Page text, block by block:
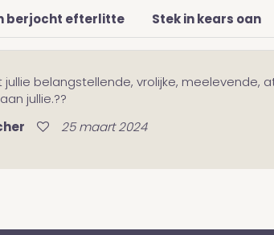
berjocht efterlitte Stek in kears oan
belangstellende, vrolijke, meelevende,
jullie.??
25 maart 2024